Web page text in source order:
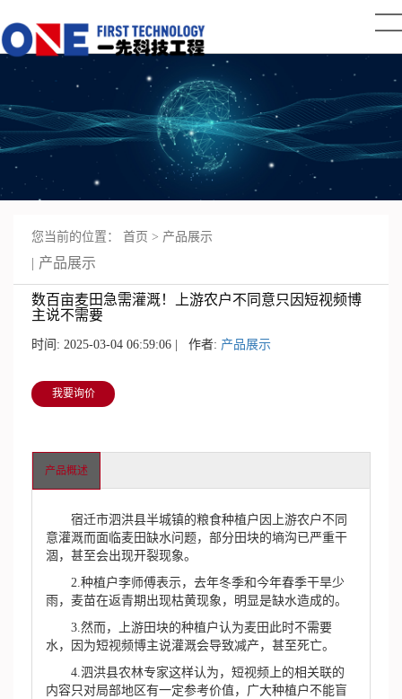
您当前的位置： 首页 > 产品展示
产品展示
数百亩麦田急需灌溉！上游农户不同意只因短视频博
主说不需要
时间: 2025-03-04 06:59:06 | 作者: 产品展示
我要询价
产品概述
宿迁市泗洪县半城镇的粮食种植户因上游农户不同
意灌溉而面临麦田缺水问题，部分田块的墒沟已严重干
涸，甚至会出现开裂现象。
2.种植户李师傅表示，去年冬季和今年春季干旱少
雨，麦苗在返青期出现枯黄现象，明显是缺水造成的。
3.然而，上游田块的种植户认为麦田此时不需要
水，因为短视频博主说灌溉会导致减产，甚至死亡。
4.泗洪县农林专家这样认为，短视频上的相关联的
内容只对局部地区有一定参考价值，广大种植户不能盲